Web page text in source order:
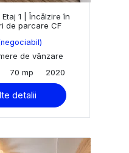
1 | Încălzire în
de parcare CF
de vânzare
70 mp 2020
detalii